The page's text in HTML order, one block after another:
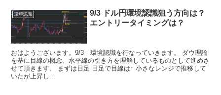
環境認識
9/3 ドル円環境認識狙う方向は？
エントリータイミングは？
おはようございます。9/3 環境認識を行なっていきます。 ダウ理論
を基に目線の概念、水平線の引き方を理解しているものとして進めさ
せて頂きます。 まずは日足 日足で目線は↑ 小さなレンジで推移して
いたが上昇し...